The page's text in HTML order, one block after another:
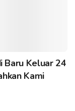
Baru Keluar 24
Kami